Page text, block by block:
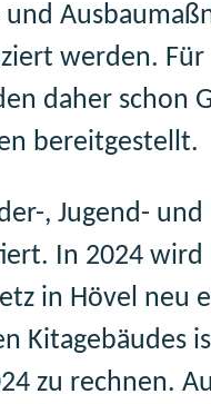
werden. Für
daher schon
bereitgestellt.
, Jugend- und
In 2024 wird
in Hövel neu
Kitagebäudes
zu rechnen.